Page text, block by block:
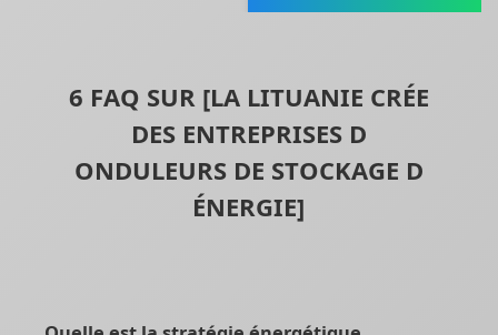
6 FAQ SUR [LA LITUANIE CRÉE
DES ENTREPRISES D
ONDULEURS DE STOCKAGE D
ÉNERGIE]